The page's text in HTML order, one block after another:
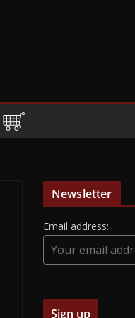
Newsletter
Email address: